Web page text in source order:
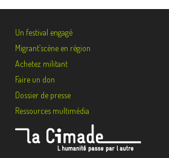
Un festival engagé
Migrant’scène en région
Achetez militant
Faire un don
Dossier de presse
Ressources multimédia